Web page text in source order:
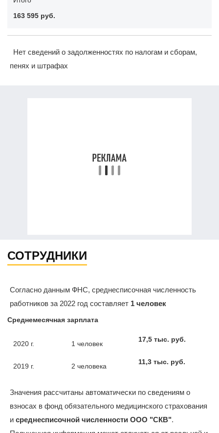
163 595 руб.
Нет сведений о задолженностях по налогам и сборам,
пенях и штрафах
СОТРУДНИКИ
Согласно данным ФНС, среднесписочная численность
работников за 2022 год составляет 1 человек
Среднемесячная зарплата
2020 г. 1 человек
17,5 тыс. руб.
2019 г. 2 человека
11,3 тыс. руб.
Значения рассчитаны автоматически по сведениям о
взносах в фонд обязательного медицинского страхования
и среднесписочной численности ООО "СКВ".